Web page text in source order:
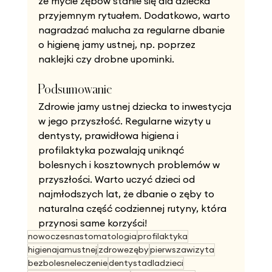
przyjemnym rytuałem. Dodatkowo, warto
nagradzać malucha za regularne dbanie
o higienę jamy ustnej, np. poprzez
naklejki czy drobne upominki.
Podsumowanie
Zdrowie jamy ustnej dziecka to inwestycja
w jego przyszłość. Regularne wizyty u
dentysty, prawidłowa higiena i
profilaktyka pozwalają uniknąć
bolesnych i kosztownych problemów w
przyszłości. Warto uczyć dzieci od
najmłodszych lat, że dbanie o zęby to
naturalna część codziennej rutyny, która
przynosi same korzyści!
nowoczesnastomatologiaprofilaktyka
higienajamustnej zdrowezębypierwszawizyta
bezbolesneleczeniedentystadladzieci